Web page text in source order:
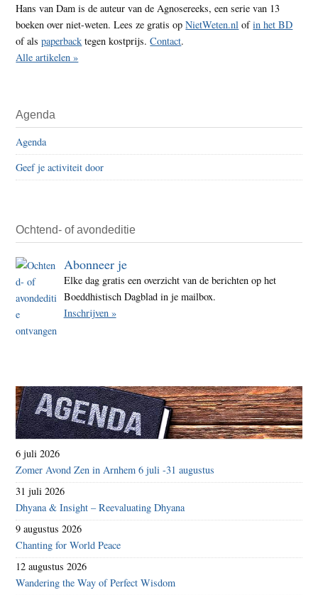
Hans van Dam is de auteur van de Agnosereeks, een serie van 13
boeken over niet-weten. Lees ze gratis opNietWeten.nl ofin het BD
of alspaperback tegen kostprijs.Contact.
Alle artikelen »
Agenda
Agenda
Geef je activiteit door
Ochtend- of avondeditie
Abonneer je
Elke dag gratis een overzicht van de berichten op het
Boeddhistisch Dagblad in je mailbox.
Inschrijven »
6 juli 2026
Zomer Avond Zen in Arnhem 6 juli -31 augustus
31 juli 2026
Dhyana & Insight – Reevaluating Dhyana
9 augustus 2026
Chanting for World Peace
12 augustus 2026
Wandering the Way of Perfect Wisdom